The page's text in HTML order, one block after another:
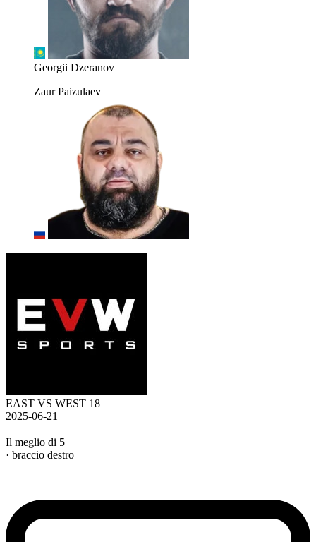
Georgii Dzeranov
Zaur Paizulaev
EAST VS WEST 18
2025-06-21
Il meglio di 5
· braccio destro